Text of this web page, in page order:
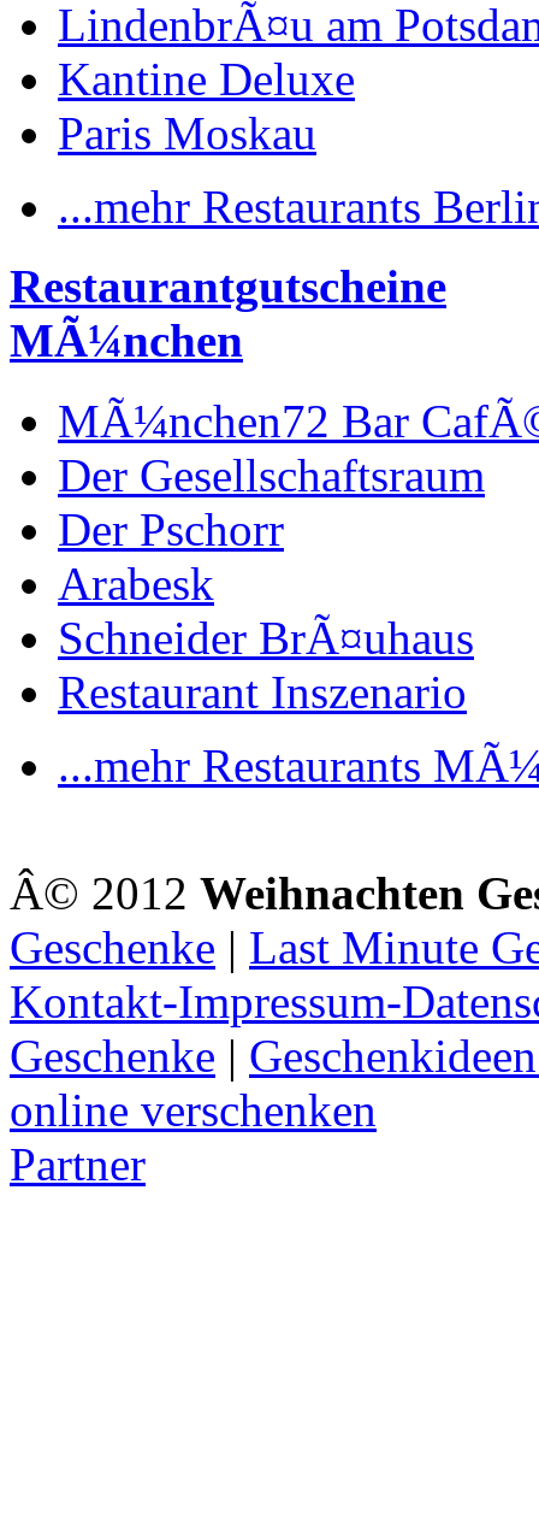
LindenbrÃ¤u am
Kantine Deluxe
Paris Moskau
...mehr Restaurants
Restaurantgutscheine
MÃ¼nchen
MÃ¼nchen72 Bar
Der Gesellschaftsraum
Der Pschorr
Arabesk
Schneider BrÃ¤uhaus
Restaurant Inszenario
...mehr Restaurants
Â© 2012 Weihnachten
Geschenke | Last Minute
Kontakt-Impressum-
Geschenke |
online verschenken
Partner